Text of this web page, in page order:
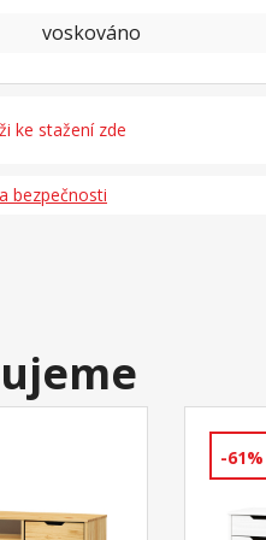
voskováno
ke stažení zde
bezpečnosti
-61%